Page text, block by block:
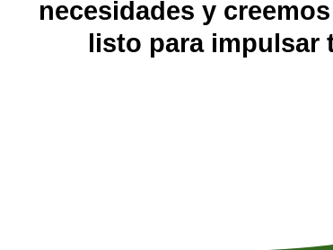
necesidades y
listo para impulsar